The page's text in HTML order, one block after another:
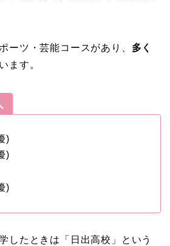
ーツ・芸能コースがあり、 多く
ます。
)
)
)
したときは「日出高校」という